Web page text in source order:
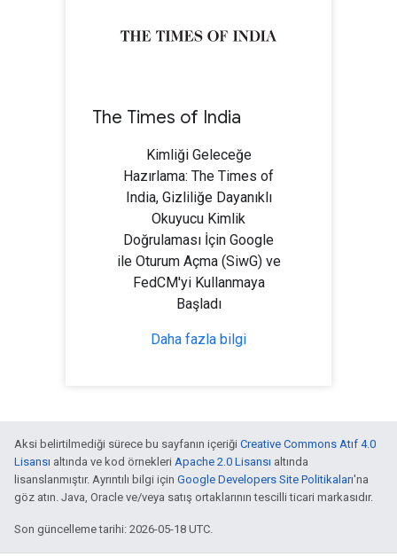
The Times of India
Kimliği Geleceğe
Hazırlama: The Times of
India, Gizliliğe Dayanıklı
Okuyucu Kimlik
Doğrulaması İçin Google
ile Oturum Açma (SiwG) ve
FedCM'yi Kullanmaya
Başladı
Daha fazla bilgi
Aksi belirtilmediği sürece bu sayfanın içeriği Creative Commons Atıf 4.0
Lisansı altında ve kod örnekleri Apache 2.0 Lisansı altında
lisanslanmıştır. Ayrıntılı bilgi için Google Developers Site Politikaları'na
göz atın. Java, Oracle ve/veya satış ortaklarının tescilli ticari markasıdır.
Son güncelleme tarihi: 2026-05-18 UTC.